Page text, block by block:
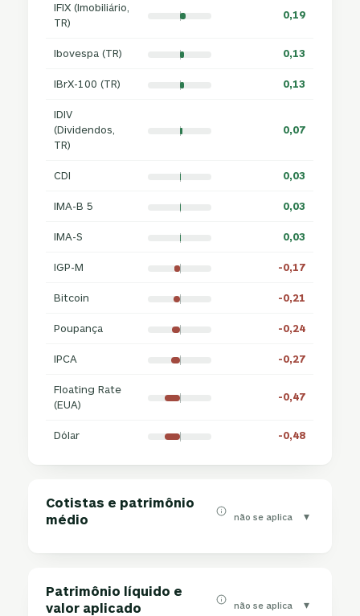
IFIX (Imobiliário,
TR)
0,19
Ibovespa (TR) 0,13
IBrX-100 (TR) 0,13
IDIV
(Dividendos,
TR)
0,07
CDI 0,03
IMA-B 5 0,03
IMA-S 0,03
IGP-M -0,17
Bitcoin -0,21
Poupança -0,24
IPCA -0,27
Floating Rate
(EUA)
-0,47
Dólar -0,48
Cotistas e patrimônio
médio
não se aplica ▾
Patrimônio líquido e
valor aplicado
não se aplica ▾